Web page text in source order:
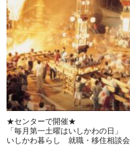
★センターで開催★
「毎月第一土曜はいしかわの日」
いしかわ暮らし 就職・移住相談会